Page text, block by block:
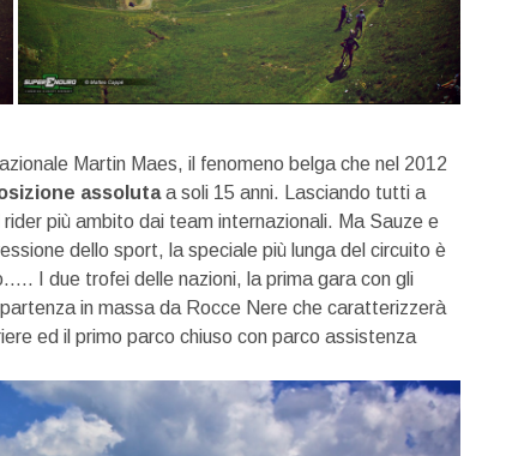
Martin Maes, il fenomeno belga che nel 2012
assolutaa soli 15 anni. Lasciando tutti a
più ambito dai team internazionali. Ma Sauze e
dello sport, la speciale più lunga del circuito è
I due trofei delle nazioni, la prima gara con gli
in massa da Rocce Nere che caratterizzerà
ed il primo parco chiuso con parco assistenza